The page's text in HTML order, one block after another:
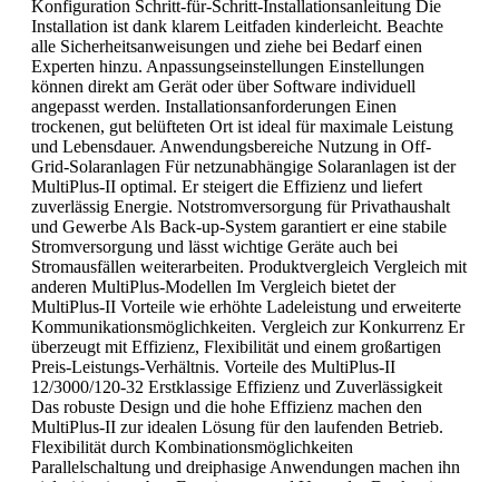
Konfiguration Schritt-für-Schritt-Installationsanleitung Die
Installation ist dank klarem Leitfaden kinderleicht. Beachte
alle Sicherheitsanweisungen und ziehe bei Bedarf einen
Experten hinzu. Anpassungseinstellungen Einstellungen
können direkt am Gerät oder über Software individuell
angepasst werden. Installationsanforderungen Einen
trockenen, gut belüfteten Ort ist ideal für maximale Leistung
und Lebensdauer. Anwendungsbereiche Nutzung in Off-
Grid-Solaranlagen Für netzunabhängige Solaranlagen ist der
MultiPlus-II optimal. Er steigert die Effizienz und liefert
zuverlässig Energie. Notstromversorgung für Privathaushalt
und Gewerbe Als Back-up-System garantiert er eine stabile
Stromversorgung und lässt wichtige Geräte auch bei
Stromausfällen weiterarbeiten. Produktvergleich Vergleich mit
anderen MultiPlus-Modellen Im Vergleich bietet der
MultiPlus-II Vorteile wie erhöhte Ladeleistung und erweiterte
Kommunikationsmöglichkeiten. Vergleich zur Konkurrenz Er
überzeugt mit Effizienz, Flexibilität und einem großartigen
Preis-Leistungs-Verhältnis. Vorteile des MultiPlus-II
12/3000/120-32 Erstklassige Effizienz und Zuverlässigkeit
Das robuste Design und die hohe Effizienz machen den
MultiPlus-II zur idealen Lösung für den laufenden Betrieb.
Flexibilität durch Kombinationsmöglichkeiten
Parallelschaltung und dreiphasige Anwendungen machen ihn